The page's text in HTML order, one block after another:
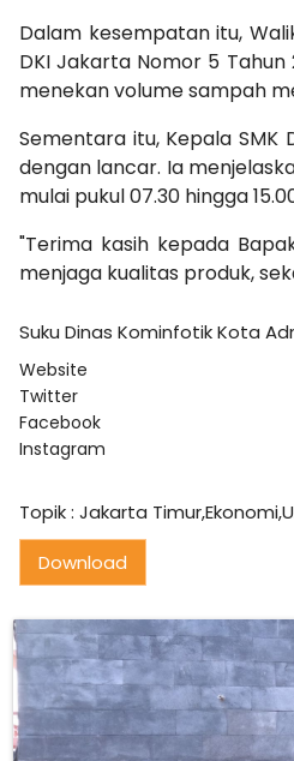
Dalam kesempatan itu,
DKI Jakarta Nomor 5
menekan volume sampah
Sementara itu, Kepala
dengan lancar. Ia
mulai pukul 07.30 hingga
"Terima kasih kepada
menjaga kualitas produk,
Suku Dinas Kominfotik Kota
Website
Twitter
Facebook
Instagram
Topik : Jakarta
Download